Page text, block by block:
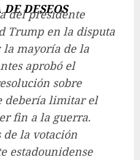
DESEOS
del presidente
Trump en la disputa
mayoría de la
aprobó el
sobre
debería limitar el
fin a la guerra.
la votación
estadounidense